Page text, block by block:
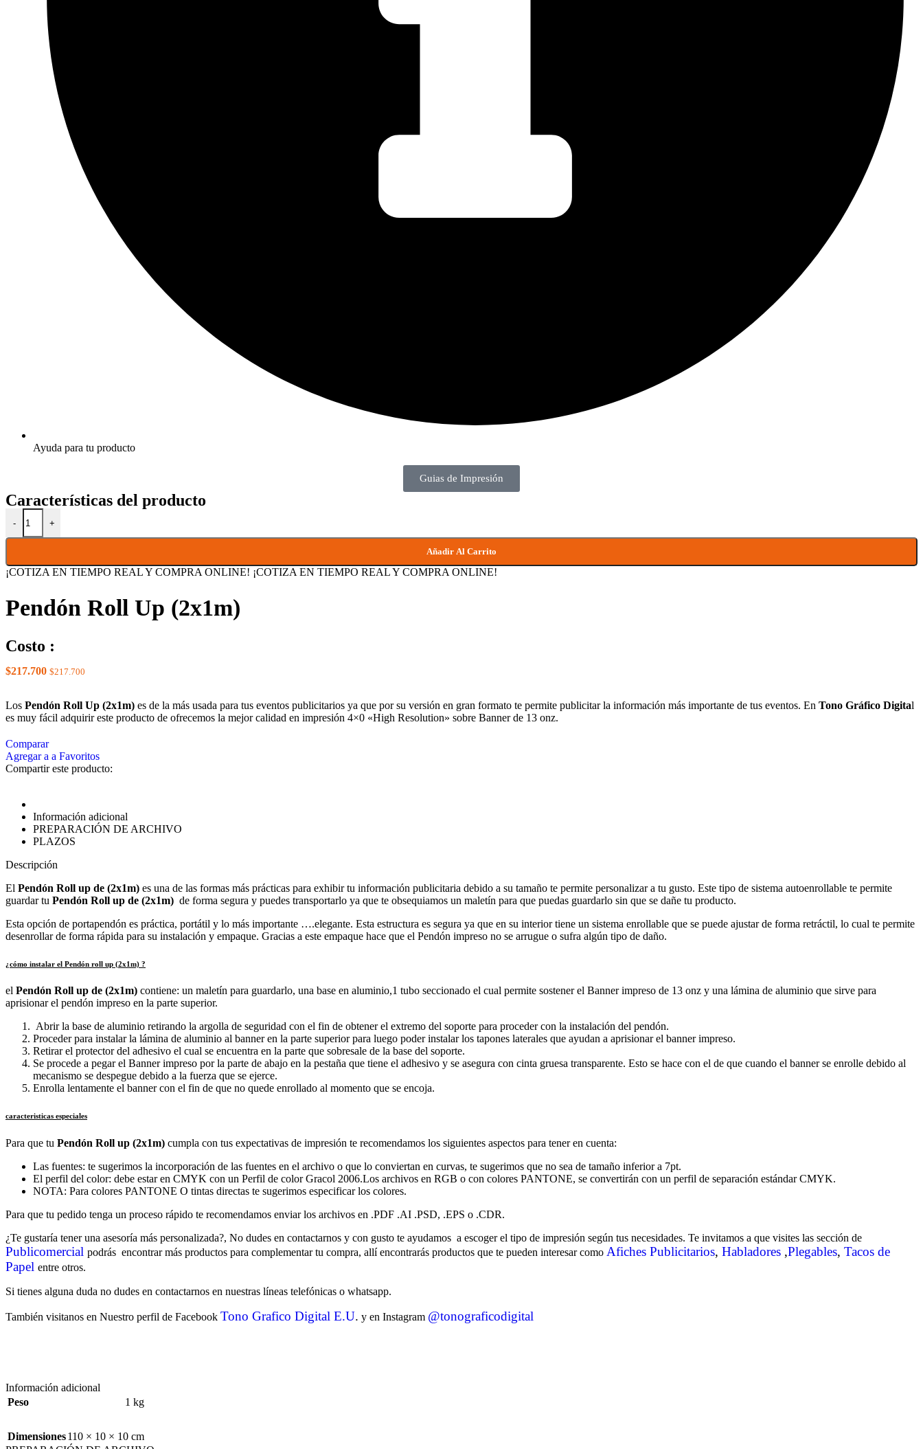
Ayuda para tu producto
Guias de Impresión
Características del producto
- +
Añadir Al Carrito
¡COTIZA EN TIEMPO REAL Y COMPRA ONLINE! ¡COTIZA EN TIEMPO REAL Y COMPRA ONLINE!
Pendón Roll Up (2x1m)
Costo :
$217.700 $217.700
Los Pendón Roll Up (2x1m) es de la más usada para tus eventos publicitarios ya que por su versión en gran formato te permite publicitar la información más importante de tus eventos. En Tono Gráfico Digital
es muy fácil adquirir este producto de ofrecemos la mejor calidad en impresión 4×0 «High Resolution» sobre Banner de 13 onz.
Comparar
Agregar a a Favoritos
Compartir este producto:
Información adicional
PREPARACIÓN DE ARCHIVO
PLAZOS
Descripción
El Pendón Roll up de (2x1m) es una de las formas más prácticas para exhibir tu información publicitaria debido a su tamaño te permite personalizar a tu gusto. Este tipo de sistema autoenrollable te permite
guardar tu Pendón Roll up de (2x1m) de forma segura y puedes transportarlo ya que te obsequiamos un maletín para que puedas guardarlo sin que se dañe tu producto.
Esta opción de portapendón es práctica, portátil y lo más importante ….elegante. Esta estructura es segura ya que en su interior tiene un sistema enrollable que se puede ajustar de forma retráctil, lo cual te permite
desenrollar de forma rápida para su instalación y empaque. Gracias a este empaque hace que el Pendón impreso no se arrugue o sufra algún tipo de daño.
¿cómo instalar el Pendón roll up (2x1m) ?
el Pendón Roll up de (2x1m) contiene: un maletín para guardarlo, una base en aluminio,1 tubo seccionado el cual permite sostener el Banner impreso de 13 onz y una lámina de aluminio que sirve para
aprisionar el pendón impreso en la parte superior.
Abrir la base de aluminio retirando la argolla de seguridad con el fin de obtener el extremo del soporte para proceder con la instalación del pendón.
Proceder para instalar la lámina de aluminio al banner en la parte superior para luego poder instalar los tapones laterales que ayudan a aprisionar el banner impreso.
Retirar el protector del adhesivo el cual se encuentra en la parte que sobresale de la base del soporte.
Se procede a pegar el Banner impreso por la parte de abajo en la pestaña que tiene el adhesivo y se asegura con cinta gruesa transparente. Esto se hace con el de que cuando el banner se enrolle debido al
mecanismo se despegue debido a la fuerza que se ejerce.
Enrolla lentamente el banner con el fin de que no quede enrollado al momento que se encoja.
caracteristicas especiales
Para que tu Pendón Roll up (2x1m) cumpla con tus expectativas de impresión te recomendamos los siguientes aspectos para tener en cuenta:
Las fuentes: te sugerimos la incorporación de las fuentes en el archivo o que lo conviertan en curvas, te sugerimos que no sea de tamaño inferior a 7pt.
El perfil del color: debe estar en CMYK con un Perfil de color Gracol 2006.Los archivos en RGB o con colores PANTONE, se convertirán con un perfil de separación estándar CMYK.
NOTA: Para colores PANTONE O tintas directas te sugerimos especificar los colores.
Para que tu pedido tenga un proceso rápido te recomendamos enviar los archivos en .PDF .AI .PSD, .EPS o .CDR.
¿Te gustaría tener una asesoría más personalizada?, No dudes en contactarnos y con gusto te ayudamos a escoger el tipo de impresión según tus necesidades. Te invitamos a que visites las sección de
Publicomercial podrás encontrar más productos para complementar tu compra, allí encontrarás productos que te pueden interesar como Afiches Publicitarios, Habladores ,Plegables, Tacos de
Papel entre otros.
Si tienes alguna duda no dudes en contactarnos en nuestras líneas telefónicas o whatsapp.
También visitanos en Nuestro perfil de Facebook Tono Grafico Digital E.U. y en Instagram @tonograficodigital
Información adicional
Peso
1 kg
Dimensiones110 × 10 × 10 cm